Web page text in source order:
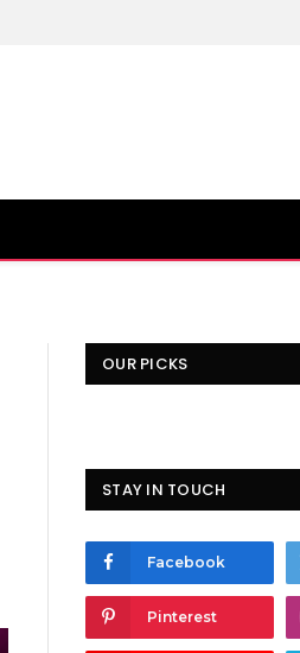
OUR PICKS
STAY IN TOUCH
Facebook
Pinterest